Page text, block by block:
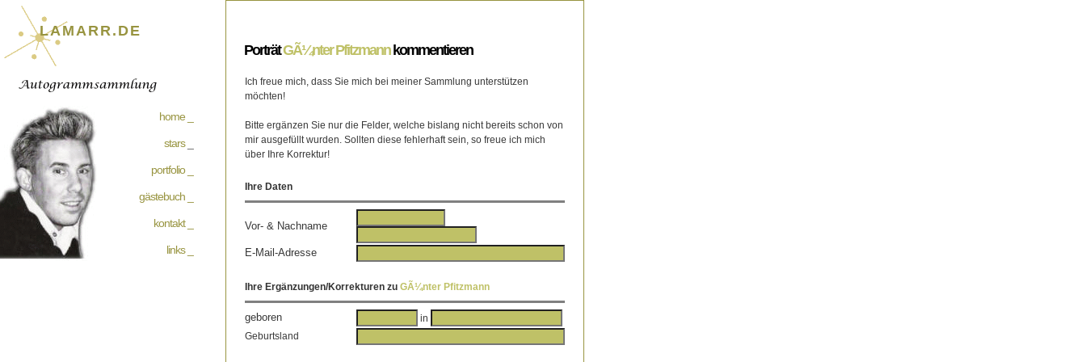
LAMARR.DE
home _
stars_
portfolio _
gästebuch _
kontakt _
links _
PorträtGÃ¼nter Pfitzmannkommentieren
Ich freue mich, dass Sie mich bei meiner Sammlung unterstützen
möchten!
Bitte ergänzen Sie nur die Felder, welche bislang nicht bereits schon von
mir ausgefüllt wurden. Sollten diese fehlerhaft sein, so freue ich mich
über Ihre Korrektur!
Ihre Daten
Vor- & Nachname
E-Mail-Adresse
Ihre Ergänzungen/Korrekturen zu GÃ¼nter Pfitzmann
geboren
in
Geburtsland